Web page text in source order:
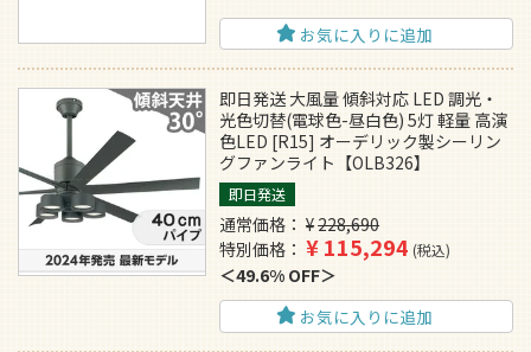
お気に入りに追加
即日発送 大風量 傾斜対応 LED 調光・
光色切替(電球色-昼白色) 5灯 軽量 高演
色LED [R15] オーデリック製シーリン
グファンライト【OLB326】
即日発送
通常価格 ¥228,690
特別価格
¥115,294 税込
49.6% OFF
お気に入りに追加